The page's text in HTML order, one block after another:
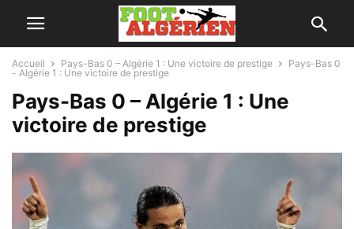
Accueil Pays-Bas 0 – Algérie 1 : Une victoire de prestige
Pays-Bas 0
- Algérie 1 : Une victoire de prestige
Pays-Bas 0 – Algérie 1 : Une
victoire de prestige